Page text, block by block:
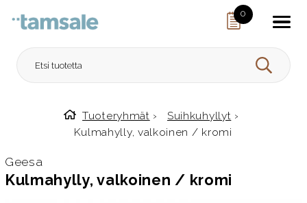
0
HAE
Etusivulle
Tuoteryhmät › Suihkuhyllyt ›
Kulmahylly, valkoinen / kromi
Geesa
Kulmahylly, valkoinen / kromi